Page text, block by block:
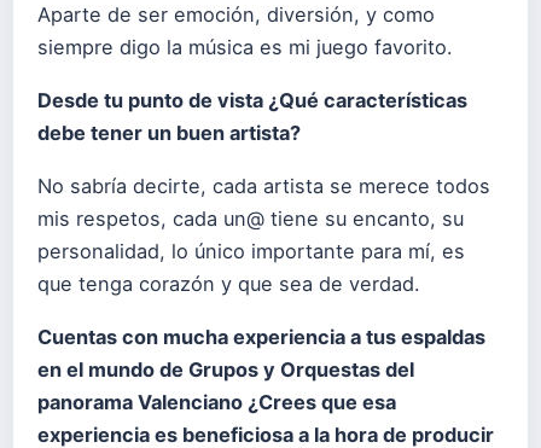
Aparte de ser emoción, diversión, y como
siempre digo la música es mi juego favorito.
Desde tu punto de vista ¿Qué características
debe tener un buen artista?
No sabría decirte, cada artista se merece todos
mis respetos, cada un@ tiene su encanto, su
personalidad, lo único importante para mí, es
que tenga corazón y que sea de verdad.
Cuentas con mucha experiencia a tus espaldas
en el mundo de Grupos y Orquestas del
panorama Valenciano ¿Crees que esa
experiencia es beneficiosa a la hora de producir